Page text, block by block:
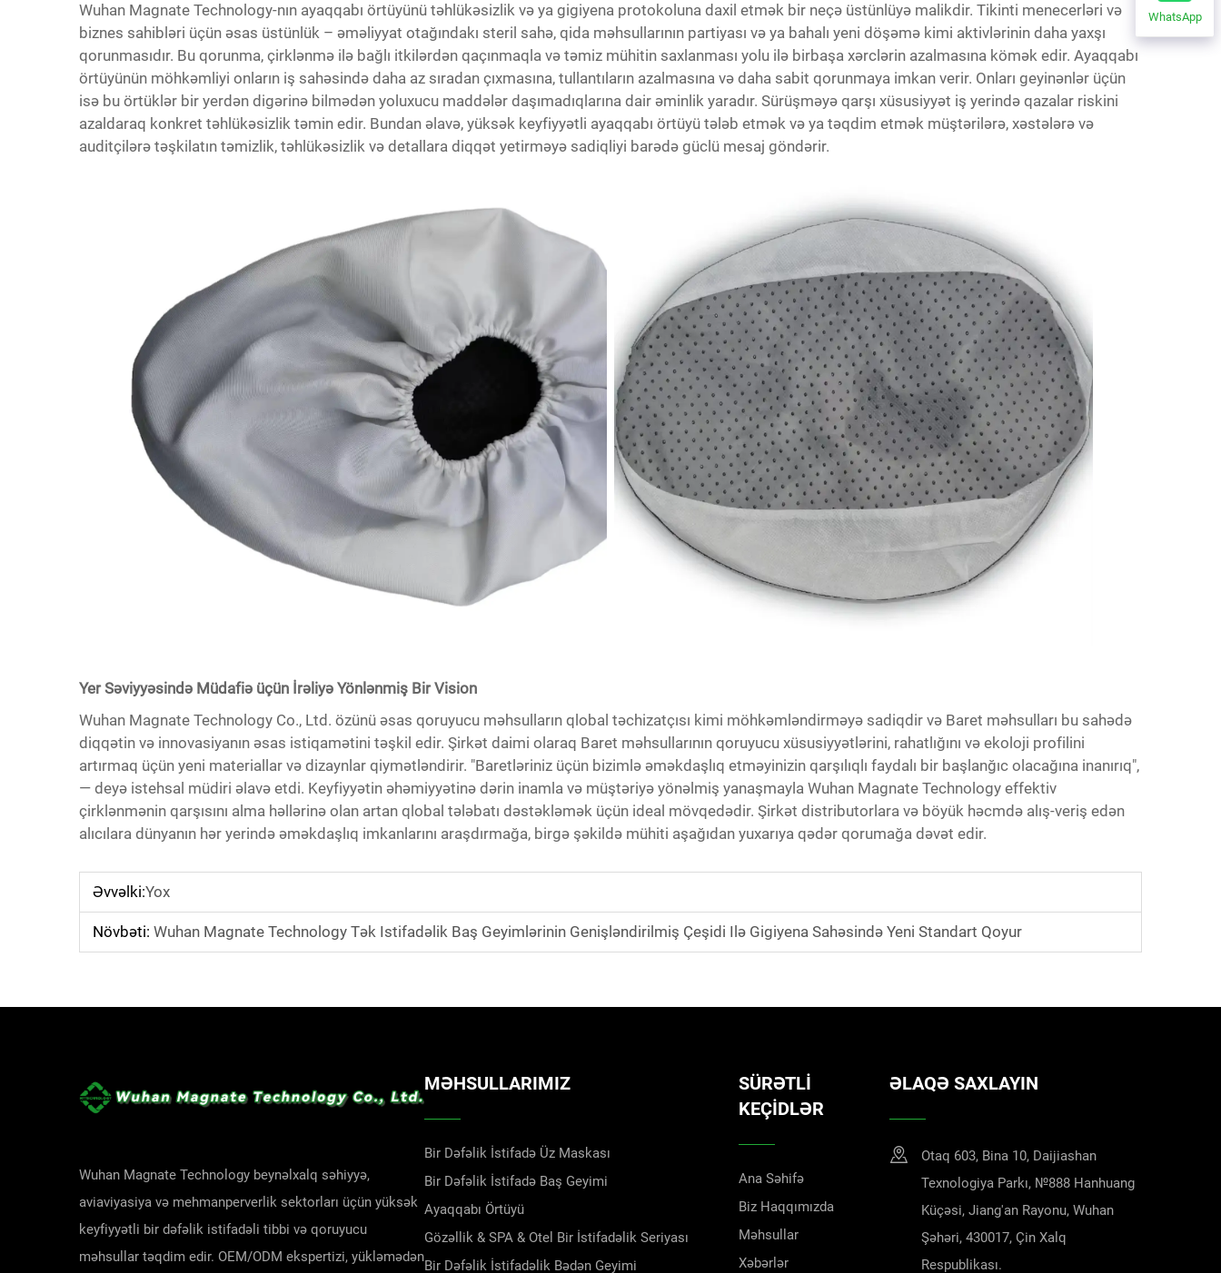
Wuhan Magnate Technology-nın ayaqqabı örtüyünü təhlükəsizlik və ya gigiyena protokoluna daxil etmək bir neçə üstünlüyə malikdir. Tikinti menecerləri və
biznes sahibləri üçün əsas üstünlük – əməliyyat otağındakı steril sahə, qida məhsullarının partiyası və ya bahalı yeni döşəmə kimi aktivlərinin daha yaxşı
qorunmasıdır. Bu qorunma, çirklənmə ilə bağlı itkilərdən qaçınmaqla və təmiz mühitin saxlanması yolu ilə birbaşa xərclərin azalmasına kömək edir. Ayaqqabı
örtüyünün möhkəmliyi onların iş sahəsində daha az sıradan çıxmasına, tullantıların azalmasına və daha sabit qorunmaya imkan verir. Onları geyinənlər üçün
isə bu örtüklər bir yerdən digərinə bilmədən yoluxucu maddələr daşımadıqlarına dair əminlik yaradır. Sürüşməyə qarşı xüsusiyyət iş yerində qazalar riskini
azaldaraq konkret təhlükəsizlik təmin edir. Bundan əlavə, yüksək keyfiyyətli ayaqqabı örtüyü tələb etmək və ya təqdim etmək müştərilərə, xəstələrə və
auditçilərə təşkilatın təmizlik, təhlükəsizlik və detallara diqqət yetirməyə sadiqliyi barədə güclü mesaj göndərir.
Yer Səviyyəsində Müdafiə üçün İrəliyə Yönlənmiş Bir Vision
Wuhan Magnate Technology Co., Ltd. özünü əsas qoruyucu məhsulların qlobal təchizatçısı kimi möhkəmləndirməyə sadiqdir və Baret məhsulları bu sahədə
diqqətin və innovasiyanın əsas istiqamətini təşkil edir. Şirkət daimi olaraq Baret məhsullarının qoruyucu xüsusiyyətlərini, rahatlığını və ekoloji profilini
artırmaq üçün yeni materiallar və dizaynlar qiymətləndirir. "Baretləriniz üçün bizimlə əməkdaşlıq etməyinizin qarşılıqlı faydalı bir başlanğıc olacağına inanırıq",
— deyə istehsal müdiri əlavə etdi. Keyfiyyətin əhəmiyyətinə dərin inamla və müştəriyə yönəlmiş yanaşmayla Wuhan Magnate Technology effektiv
çirklənmənin qarşısını alma həllərinə olan artan qlobal tələbatı dəstəkləmək üçün ideal mövqedədir. Şirkət distributorlara və böyük həcmdə alış-veriş edən
alıcılara dünyanın hər yerində əməkdaşlıq imkanlarını araşdırmağa, birgə şəkildə mühiti aşağıdan yuxarıya qədər qorumağa dəvət edir.
Əvvəlki:Yox
Növbəti: Wuhan Magnate Technology Tək Istifadəlik Baş Geyimlərinin Genişləndirilmiş Çeşidi Ilə Gigiyena Sahəsində Yeni Standart Qoyur
WhatsApp
Wuhan Magnate Technology beynəlxalq səhiyyə,
aviaviyasiya və mehmanperverlik sektorları üçün yüksək
keyfiyyətli bir dəfəlik istifadəli tibbi və qoruyucu
məhsullar təqdim edir. OEM/ODM ekspertizi, yükləmədən
MƏHSULLARIMIZ
Bir Dəfəlik İstifadə Üz Maskası
Bir Dəfəlik İstifadə Baş Geyimi
Ayaqqabı Örtüyü
Gözəllik & SPA & Otel Bir İstifadəlik Seriyası
Bir Dəfəlik İstifadəlik Bədən Geyimi
SÜRƏTLI
KEÇIDLƏR
Ana Səhifə
Biz Haqqımızda
Məhsullar
Xəbərlər
ƏLAQƏ SAXLAYIN
Otaq 603, Bina 10, Daijiashan
Texnologiya Parkı, №888 Hanhuang
Küçəsi, Jiang'an Rayonu, Wuhan
Şəhəri, 430017, Çin Xalq
Respublikası.